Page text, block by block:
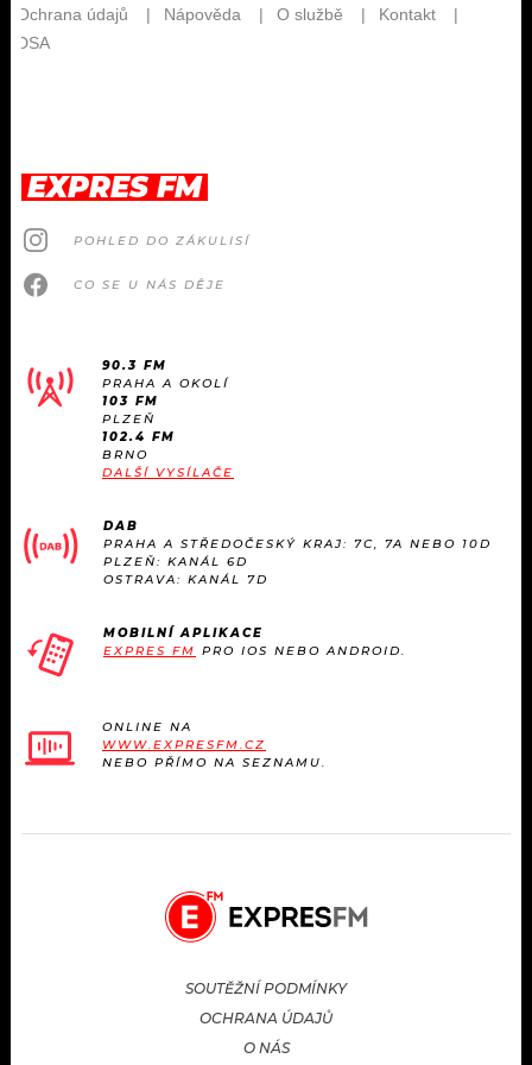
EXPRES FM
POHLED DO ZÁKULISÍ
CO SE U NÁS DĚJE
90.3 FM
PRAHA A OKOLÍ
103 FM
PLZEŇ
102.4 FM
BRNO
DALŠÍ VYSÍLAČE
DAB
PRAHA A STŘEDOČESKÝ KRAJ: 7C, 7A NEBO 10D
PLZEŇ: KANÁL 6D
OSTRAVA: KANÁL 7D
MOBILNÍ APLIKACE
EXPRES FM PRO IOS NEBO ANDROID.
ONLINE NA
WWW.EXPRESFM.CZ
NEBO PŘÍMO NA SEZNAMU.
SOUTĚŽNÍ PODMÍNKY
OCHRANA ÚDAJŮ
O NÁS